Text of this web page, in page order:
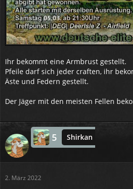
Ihr bekommt eine Armbrust gestellt.
Pfeile darf sich jeder craften, ihr
Äste und Federn gestellt.
Der Jäger mit den meisten Fellen
5 Shirkan
2. März 2022